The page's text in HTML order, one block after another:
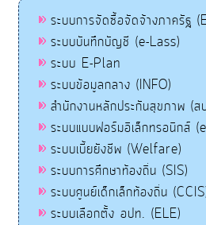
ระบบการจัดซื้อจัดจ้างภาครัฐ
ระบบบันทึกบัญชี (e-Lass)
ระบบ E-Plan
ระบบข้อมูลกลาง (INFO)
สำนักงานหลักประกันสุขภาพ (ส
ระบบแบบฟอร์มอิเล็กทรอนิกส์
ระบบเบี้ยยังชีพ (Welfare)
ระบบการศึกษาท้องถิ่น (SIS)
ระบบศูนย์เด็กเล็กท้องถิ่น
ระบบเลือกตั้ง อปท. (ELE)